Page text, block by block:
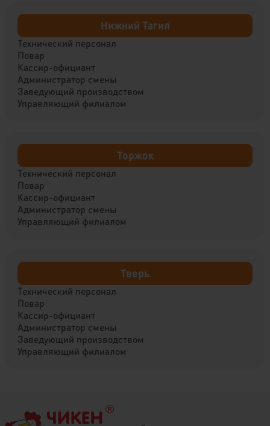
Нижний Тагил
Технический персонал
Повар
Кассир-официант
Администратор смены
Заведующий производством
Управляющий филиалом
Торжок
Технический персонал
Повар
Кассир-официант
Администратор смены
Управляющий филиалом
Тверь
Технический персонал
Повар
Кассир-официант
Администратор смены
Заведующий производством
Управляющий филиалом